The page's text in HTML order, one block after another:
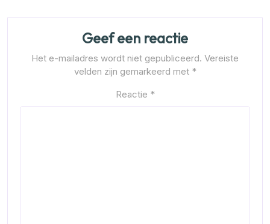
Geef een reactie
Het e-mailadres wordt niet gepubliceerd. Vereiste
velden zijn gemarkeerd met *
Reactie *